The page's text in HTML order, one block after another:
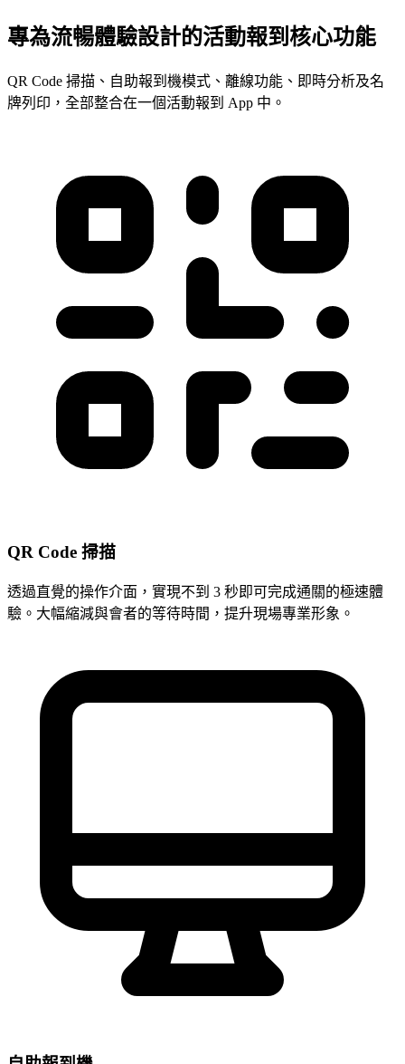
專為流暢體驗設計的活動報到核心功能
QR Code 掃描、自助報到機模式、離線功能、即時分析及名
牌列印，全部整合在一個活動報到 App 中。
QR Code 掃描
透過直覺的操作介面，實現不到 3 秒即可完成通關的極速體
驗。大幅縮減與會者的等待時間，提升現場專業形象。